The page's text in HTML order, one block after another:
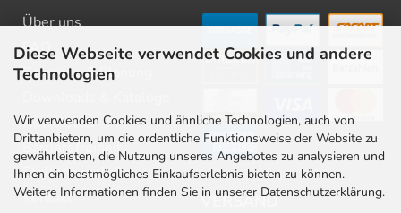
Diese Webseite verwendet Cookies und andere
Technologien
Wir verwenden Cookies und ähnliche Technologien, auch von
Drittanbietern, um die ordentliche Funktionsweise der Website zu
gewährleisten, die Nutzung unseres Angebotes zu analysieren und
Ihnen ein bestmögliches Einkaufserlebnis bieten zu können.
Weitere Informationen finden Sie in unserer Datenschutzerklärung.
Über uns
FAQ
Beratung & Planung
Newsletter
Barrierefreiheit
Stellenangebote
Kontakt
VERSAND